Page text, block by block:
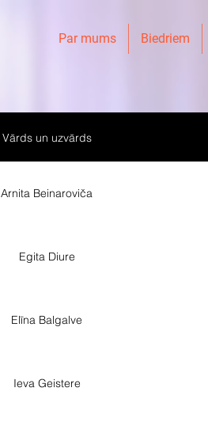
Par mums Biedriem
Vārds un uzvārds
Arnita Beinaroviča
Egita Diure
Elīna Balgalve
Ieva Geistere